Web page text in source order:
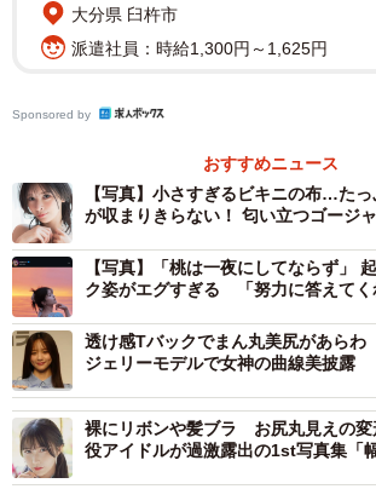
トップスとして楽しめます。毎日のワー
を伸ばしてしまうような、マストアイテ
「ROSIER Essential Bra Camisole」は、
まで東京・新宿ルミネ2で開催されるポ
で先行発売され、6月26日から公式オン
House of Herme、有楽町マルイ店で一般
【小嶋陽菜さんプロフィル】
こじま・はるな 1988年4月19日生まれ
relation創業者 代表取締役CCO AKB48 1
間在籍。同グループ卒業後、ファンとの
ーションの形を模索していた流れから、
大分県 臼杵市
派遣社員：時給1,300円～1,625円
Sponsored by
おすすめニュース
【写真】小さすぎるビキニの布…た
が収まりきらない！ 匂い立つゴージ
【写真】「桃は一夜にしてならず」
ク姿がエグすぎる 「努力に答えてく
透け感Tバックでまん丸美尻があら
ジェリーモデルで女神の曲線美披露
裸にリボンや髪ブラ お尻丸見えの
役アイドルが過激露出の1st写真集「